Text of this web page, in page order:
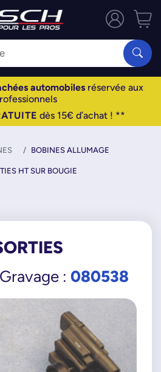
automobiles réservée aux
dès 15€ d’achat ! **
BOBINES ALLUMAGE
HT SUR BOUGIE
: 080538